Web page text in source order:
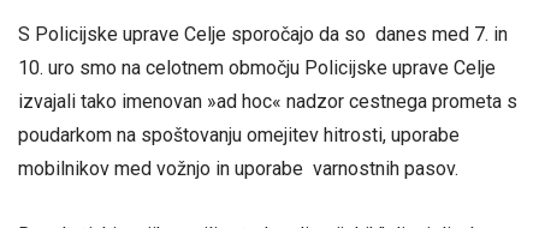
S Policijske uprave Celje sporočajo da so danes med 7. in
10. uro smo na celotnem območju Policijske uprave Celje
izvajali tako imenovan »ad hoc« nadzor cestnega prometa s
poudarkom na spoštovanju omejitev hitrosti, uporabe
mobilnikov med vožnjo in uporabe varnostnih pasov.